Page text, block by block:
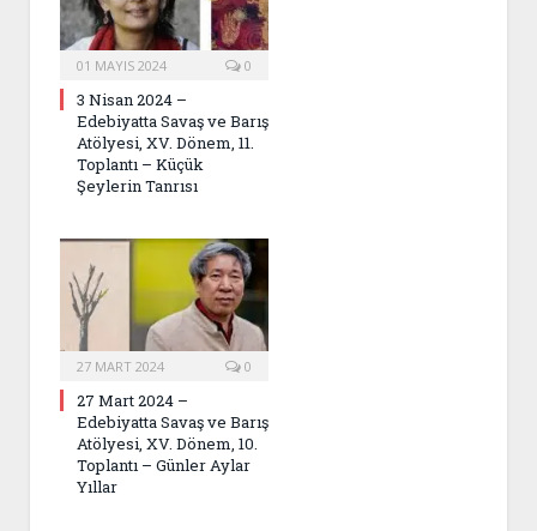
01 MAYIS 2024 0
3 Nisan 2024 –
Edebiyatta Savaş ve Barış
Atölyesi, XV. Dönem, 11.
Toplantı – Küçük
Şeylerin Tanrısı
27 MART 2024 0
27 Mart 2024 –
Edebiyatta Savaş ve Barış
Atölyesi, XV. Dönem, 10.
Toplantı – Günler Aylar
Yıllar